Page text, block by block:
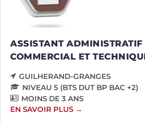
ASSISTANT ADMINISTRATIF
COMMERCIAL ET
GUILHERAND-GRANGES
NIVEAU 5 (BTS DUT BP BAC +2)
MOINS DE 3 ANS
EN SAVOIR PLUS